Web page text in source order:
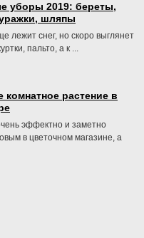
уборы 2019: береты,
шляпы
лежит снег, но скоро выглянет
пальто, а к ...
растение в
эффектно и заметно
в цветочном магазине, а